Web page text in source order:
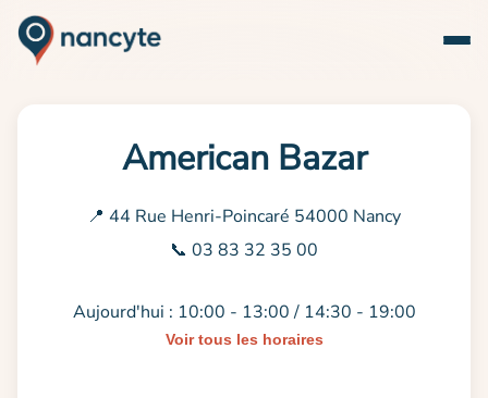
American Bazar
📍 44 Rue Henri-Poincaré 54000 Nancy
📞 03 83 32 35 00
Aujourd'hui : 10:00 - 13:00 / 14:30 - 19:00
Voir tous les horaires